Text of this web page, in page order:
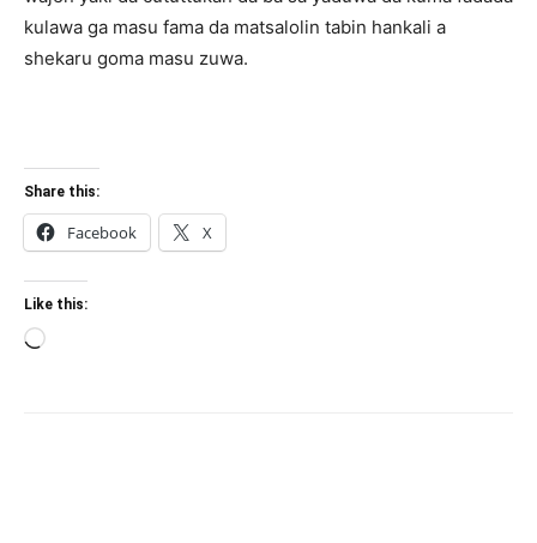
kulawa ga masu fama da matsalolin tabin hankali a
shekaru goma masu zuwa.
Share this:
Facebook X
Like this:
Loading…